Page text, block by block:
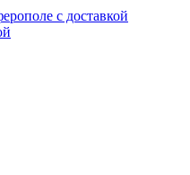
с доставкой